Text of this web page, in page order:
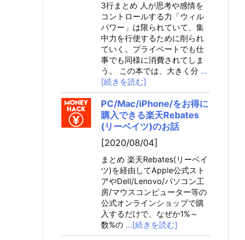
3行まとめ 人が思考や感情を
コントロールする力「ウィル
パワー」は限られていて、集
中力を行使するために削られ
ていく。プライベートでも仕
事でも同様に消費されてしま
う。 この本では、大きく分 …
[続きを読む]
PC/Mac/iPhone/をお得に
購入できる楽天Rebates
(リーベイツ)のお話
[2020/08/04]
まとめ 楽天Rebates(リーベイ
ツ)を経由してApple公式スト
アやDell/Lenovo/パソコン工
房/マウスコンピューター等の
公式オンラインショップで購
入するだけで、なぜか1%～
数%の …[続きを読む]